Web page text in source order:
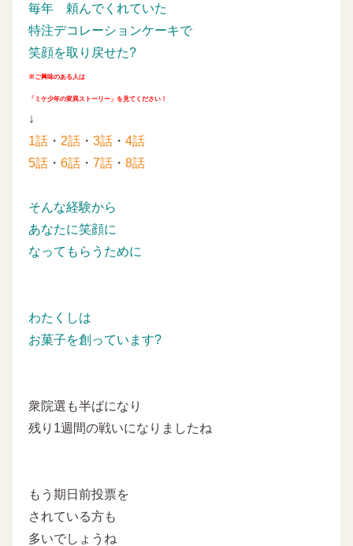
毎年 頼んでくれていた
特注デコレーションケーキで
笑顔を取り戻せた?
※ご興味のある人は
「ミケ少年の変異ストーリー」を見てください！
↓
1話 ・ 2話 ・ 3話 ・ 4話
5話 ・ 6話 ・ 7話 ・ 8話
そんな経験から
あなたに笑顔に
なってもらうために
わたくしは
お菓子を創っています?
衆院選も半ばになり
残り1週間の戦いになりましたね
もう期日前投票を
されている方も
多いでしょうね